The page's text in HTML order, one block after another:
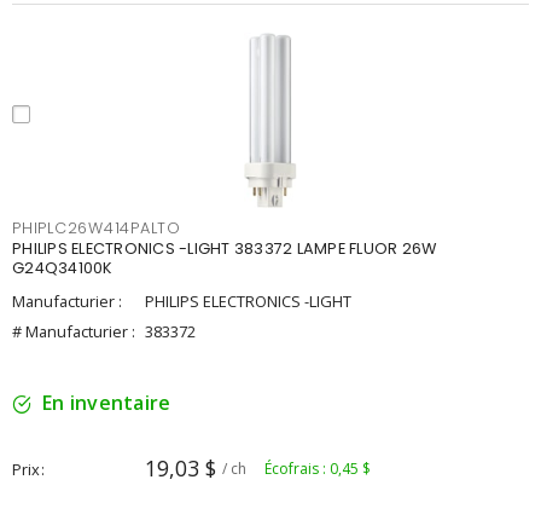
PHIPLC26W414PALTO
PHILIPS ELECTRONICS -LIGHT 383372 LAMPE FLUOR 26W
G24Q34100K
Manufacturier :
PHILIPS ELECTRONICS -LIGHT
# Manufacturier : 383372
En inventaire
Prix 19,03 $ / ch Écofrais : 0,45 $